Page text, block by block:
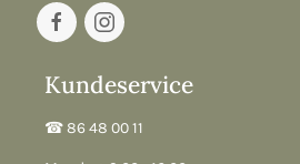
Kundeservice
☎︎ 86 48 00 11